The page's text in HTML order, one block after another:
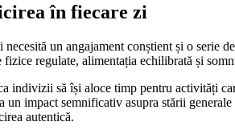
în fiecare zi
un angajament conștient și o serie
regulate, alimentația echilibrată și
indivizii să își aloce timp pentru activități
un impact semnificativ asupra stării
autentică.